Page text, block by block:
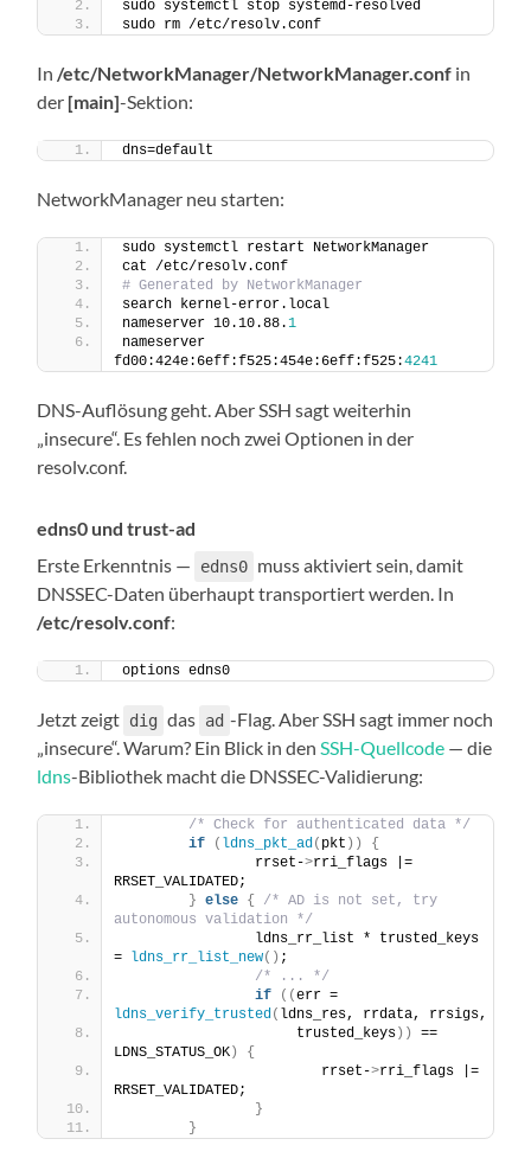
sudo systemctl stop systemd-resolved
sudo rm /etc/resolv.conf
In /etc/NetworkManager/NetworkManager.conf in
der [main]-Sektion:
dns=default
NetworkManager neu starten:
sudo systemctl restart NetworkManager
cat /etc/resolv.conf
# Generated by NetworkManager
search kernel-error.local
nameserver 10.10.88.1
nameserver
fd00:424e:6eff:f525:454e:6eff:f525:4241
DNS-Auflösung geht. Aber SSH sagt weiterhin
„insecure“. Es fehlen noch zwei Optionen in der
resolv.conf.
edns0 und trust-ad
Erste Erkenntnis —
edns0 muss aktiviert sein, damit
DNSSEC-Daten überhaupt transportiert werden. In
/etc/resolv.conf:
options edns0
Jetzt zeigt dig das ad -Flag. Aber SSH sagt immer noch
„insecure“. Warum? Ein Blick in denSSH-Quellcode — die
ldns-Bibliothek macht die DNSSEC-Validierung:
/* Check for authenticated data */
if
( ldns_pkt_ad( pkt ))
{
                rrset-
>rri_flags |=
RRSET_VALIDATED;
} else {
/* AD is not set, try
autonomous validation */
                ldns_rr_list * trusted_keys
=
ldns_rr_list_new() ;
/* ... */
if
((
ldns_verify_trusted( ldns_res, rrdata, rrsigs,
                     trusted_keys
))
==
LDNS_STATUS_OK )
{
                        rrset-
>rri_flags |=
RRSET_VALIDATED;
}
}